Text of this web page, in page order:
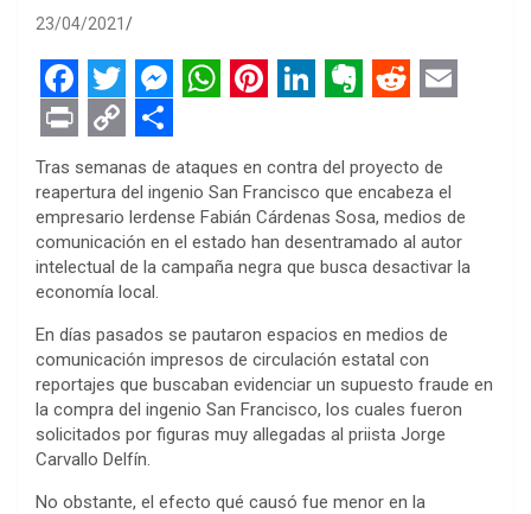
23/04/2021
F
a
c
e
b
o
o
k
T
w
i
t
t
e
r
M
e
s
s
e
n
g
e
r
h
a
t
s
p
p
i
n
t
e
e
s
t
i
n
k
e
I
n
v
e
r
n
t
e
e
d
d
i
m
a
i
l
P
r
i
n
t
C
o
p
y
L
i
n
k
S
h
a
r
e
Tras semanas de ataques en contra del proyecto de
reapertura del ingenio San Francisco que encabeza el
empresario lerdense Fabián Cárdenas Sosa, medios de
comunicación en el estado han desentramado al autor
intelectual de la campaña negra que busca desactivar la
economía local.
En días pasados se pautaron espacios en medios de
comunicación impresos de circulación estatal con
reportajes que buscaban evidenciar un supuesto fraude en
la compra del ingenio San Francisco, los cuales fueron
solicitados por figuras muy allegadas al priista Jorge
Carvallo Delfín.
No obstante, el efecto qué causó fue menor en la